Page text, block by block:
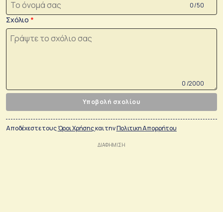
0 /50
Σχόλιο
0 /2000
Υποβολή σχολίου
Αποδέχεστε τουςΌροι Χρήσηςκαι τηνΠολιτικη Απορρήτου